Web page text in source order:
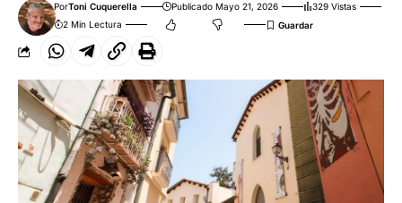
PorToni Cuquerella Publicado Mayo 21, 2026
329 Vistas
2 Min Lectura